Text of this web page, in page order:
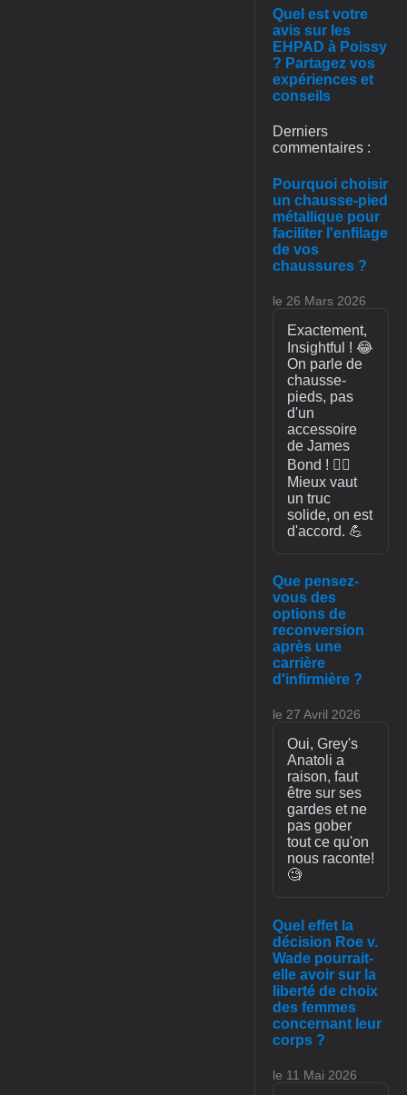
Quel est votre
avis sur les
EHPAD à Poissy
? Partagez vos
expériences et
conseils
Derniers
commentaires :
Pourquoi choisir
un chausse-pied
métallique pour
faciliter l'enfilage
de vos
chaussures ?
le 26 Mars 2026
Exactement,
Insightful ! 😂
On parle de
chausse-
pieds, pas
d'un
accessoire
de James
Bond ! 🕵️‍♂️
Mieux vaut
un truc
solide, on est
d'accord. 💪
Que pensez-
vous des
options de
reconversion
après une
carrière
d'infirmière ?
le 27 Avril 2026
Oui, Grey's
Anatoli a
raison, faut
être sur ses
gardes et ne
pas gober
tout ce qu'on
nous raconte!
🧐
Quel effet la
décision Roe v.
Wade pourrait-
elle avoir sur la
liberté de choix
des femmes
concernant leur
corps ?
le 11 Mai 2026